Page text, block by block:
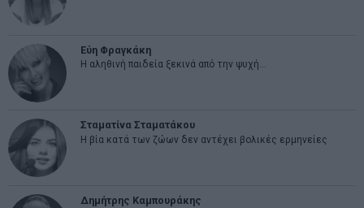
Εύη Φραγκάκη
Η αληθινή παιδεία ξεκινά από την ψυχή…
Σταματίνα Σταματάκου
Η βία κατά των ζώων δεν αντέχει βολικές ερμηνείες
Δημήτρης Καμπουράκης